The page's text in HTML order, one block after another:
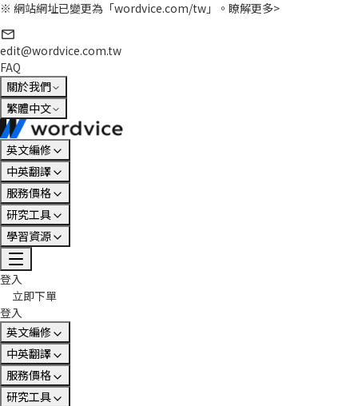
※ 網站網址已變更為「wordvice.com/tw」。 瞭解更多>
edit@wordvice.com.tw
FAQ
關於我們
繁體中文
英文編修
中英翻譯
服務價格
研究工具
學習資源
登入
立即下單
登入
英文編修
中英翻譯
服務價格
研究工具